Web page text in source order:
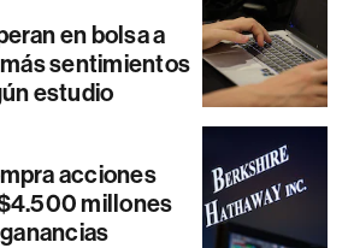
en bolsa a
sentimientos
estudio
acciones
millones